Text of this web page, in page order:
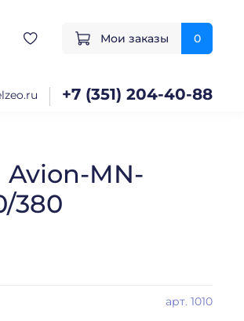
Мои заказы 0
+7 (351) 204-40-88
арт. 1010
MN-
380